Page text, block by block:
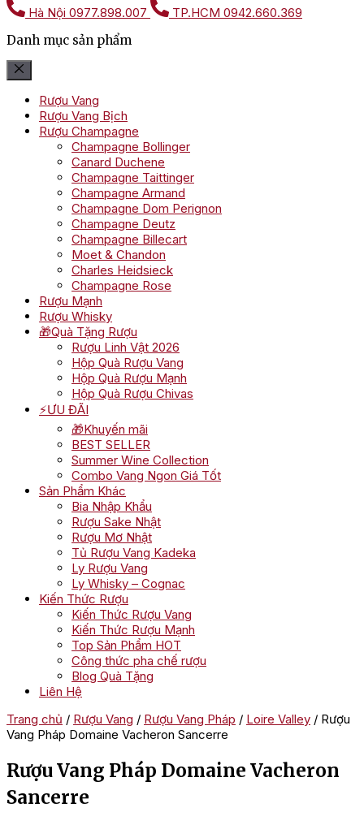
Hà Nội 0977.898.007 TP.HCM 0942.660.369
Danh mục sản phẩm
Rượu Vang
Rượu Vang Bịch
Rượu Champagne
Champagne Bollinger
Canard Duchene
Champagne Taittinger
Champagne Armand
Champagne Dom Perignon
Champagne Deutz
Champagne Billecart
Moet & Chandon
Charles Heidsieck
Champagne Rose
Rượu Mạnh
Rượu Whisky
🎁Quà Tặng Rượu
Rượu Linh Vật 2026
Hộp Quà Rượu Vang
Hộp Quà Rượu Mạnh
Hộp Quà Rượu Chivas
⚡ƯU ĐÃI
🎁Khuyến mãi
BEST SELLER
Summer Wine Collection
Combo Vang Ngon Giá Tốt
Sản Phẩm Khác
Bia Nhập Khẩu
Rượu Sake Nhật
Rượu Mơ Nhật
Tủ Rượu Vang Kadeka
Ly Rượu Vang
Ly Whisky – Cognac
Kiến Thức Rượu
Kiến Thức Rượu Vang
Kiến Thức Rượu Mạnh
Top Sản Phẩm HOT
Công thức pha chế rượu
Blog Quà Tặng
Liên Hệ
Trang chủ / Rượu Vang / Rượu Vang Pháp / Loire Valley / Rượu
Vang Pháp Domaine Vacheron Sancerre
Rượu Vang Pháp Domaine Vacheron
Sancerre